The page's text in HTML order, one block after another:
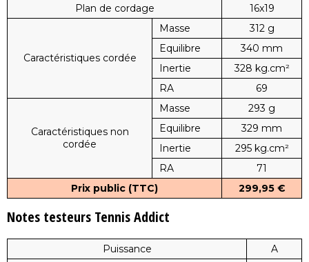
Plan de cordage
16x19
Caractéristiques cordée
Masse
312 g
Equilibre
340 mm
Inertie
328 kg.cm²
RA
69
Caractéristiques non
cordée
Masse
293 g
Equilibre
329 mm
Inertie
295 kg.cm²
RA
71
Prix public (TTC)
299,95 €
Notes testeurs Tennis Addict
Puissance
A